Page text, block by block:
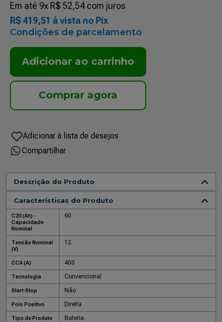
Em até 9x R$ 52,54com juros
R$419,51 à vista no Pix
Condições de parcelamento
Adicionar ao carrinho
Compartilhar
Descrição do Produto
Características do Produto
C20 (Ah) -
Capacidade
Nominal
60
Tensão Nominal
(V)
12
CCA (A) 400
Tecnologia Convencional
Start-Stop Não
Polo Positivo Direita
Tipo de Produto Bateria